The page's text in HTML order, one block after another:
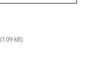
(109 kB)